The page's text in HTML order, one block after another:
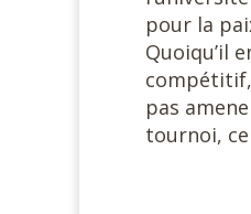
pour la
Quoiqu’il
pas
tournoi,